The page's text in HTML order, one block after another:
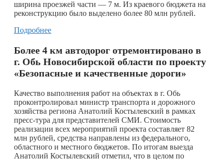
ширина проезжей части — 7 м. Из краевого бюджета на
реконструкцию было выделено более 80 млн рублей.
Подробнее
Более 4 км автодорог отремонтировано в
г. Обь Новосибирской области по проекту
«Безопасные и качественные дороги»
Качество выполнения работ на объектах в г. Обь
проконтролировал министр транспорта и дорожного
хозяйства региона Анатолий Костылевский в рамках
пресс-тура для представителей СМИ. Стоимость
реализации всех мероприятий проекта составляет 82
млн рублей, средства направлены из федерального,
областного и местного бюджетов. По итогам выезда
Анатолий Костылевский отметил, что в целом по